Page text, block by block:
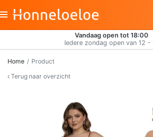
Vandaag open tot 18:00
Iedere zondag open van 12 -
Home
Product
Terug naar overzicht